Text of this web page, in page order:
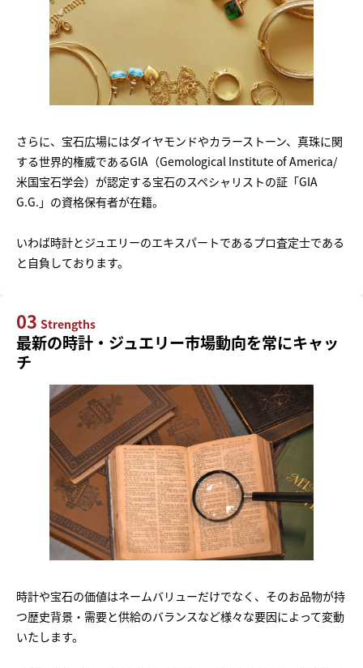
さらに、宝石広場にはダイヤモンドやカラーストーン、真珠に関
する世界的権威であるGIA（Gemological Institute of America/
米国宝石学会）が認定する宝石のスペシャリストの証「GIA
G.G.」の資格保有者が在籍。
いわば時計とジュエリーのエキスパートであるプロ査定士である
と自負しております。
03 Strengths
最新の時計・ジュエリー市場動向を常にキャッ
チ
時計や宝石の価値はネームバリューだけでなく、そのお品物が持
つ歴史背景・需要と供給のバランスなど様々な要因によって変動
いたします。